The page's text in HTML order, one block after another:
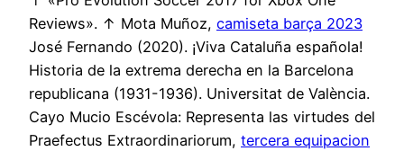
Reviews». ↑ Mota Muñoz, camiseta barça 2023
José Fernando (2020). ¡Viva Cataluña española!
Historia de la extrema derecha en la Barcelona
republicana (1931-1936). Universitat de València.
Cayo Mucio Escévola: Representa las virtudes del
Praefectus Extraordinariorum, tercera equipacion